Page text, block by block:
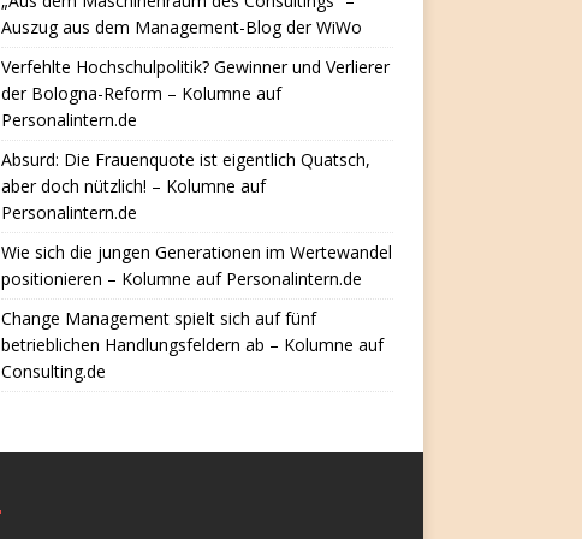
Auszug aus dem Management-Blog der WiWo
Verfehlte Hochschulpolitik? Gewinner und Verlierer
der Bologna-Reform – Kolumne auf
Personalintern.de
Absurd: Die Frauenquote ist eigentlich Quatsch,
aber doch nützlich! – Kolumne auf
Personalintern.de
Wie sich die jungen Generationen im Wertewandel
positionieren – Kolumne auf Personalintern.de
Change Management spielt sich auf fünf
betrieblichen Handlungsfeldern ab – Kolumne auf
Consulting.de